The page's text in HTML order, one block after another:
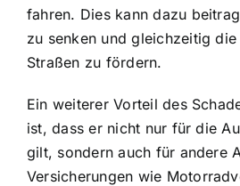
fahren. Dies kann dazu
zu senken und gleichzeitig
Straßen zu fördern.
Ein weiterer Vorteil des
ist, dass er nicht nur für die
gilt, sondern auch für andere
Versicherungen wie